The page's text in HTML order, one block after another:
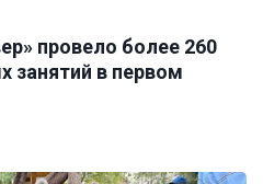
провело более 260
занятий в первом